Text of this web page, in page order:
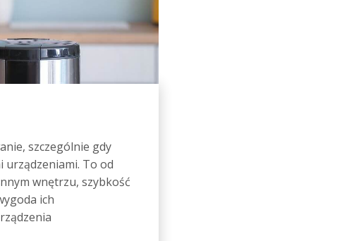
szczególnie gdy
urządzeniami. To od
wnętrzu, szybkość
ich